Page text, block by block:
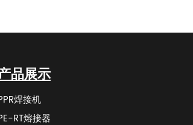
品展示
焊接机
RT熔接器